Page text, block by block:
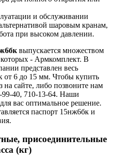
и обслуживании
шаровым кранам,
при высоком давлении.
выпускается множеством
- Армкомплект. В
представлен весь
от 6 до 15 мм. Чтобы купить
на сайте, либо позвоните нам
99-40, 710-13-64. Наши
вас оптимальное решение.
паспорт 15нж6бк и
присоединительные
(кг)